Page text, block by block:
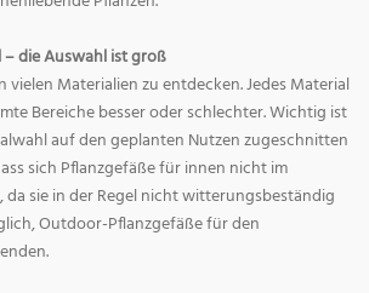
die Auswahl ist groß
vielen Materialien zu entdecken. Jedes Material
Bereiche besser oder schlechter. Wichtig ist
auf den geplanten Nutzen zugeschnitten
sich Pflanzgefäße für innen nicht im
sie in der Regel nicht witterungsbeständig
Outdoor-Pflanzgefäße für den